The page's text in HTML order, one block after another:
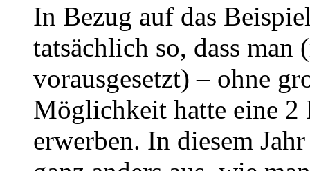
In Bezug auf das
tatsächlich so, dass
vorausgesetzt) – ohne
Möglichkeit hatte eine 2
erwerben. In diesem